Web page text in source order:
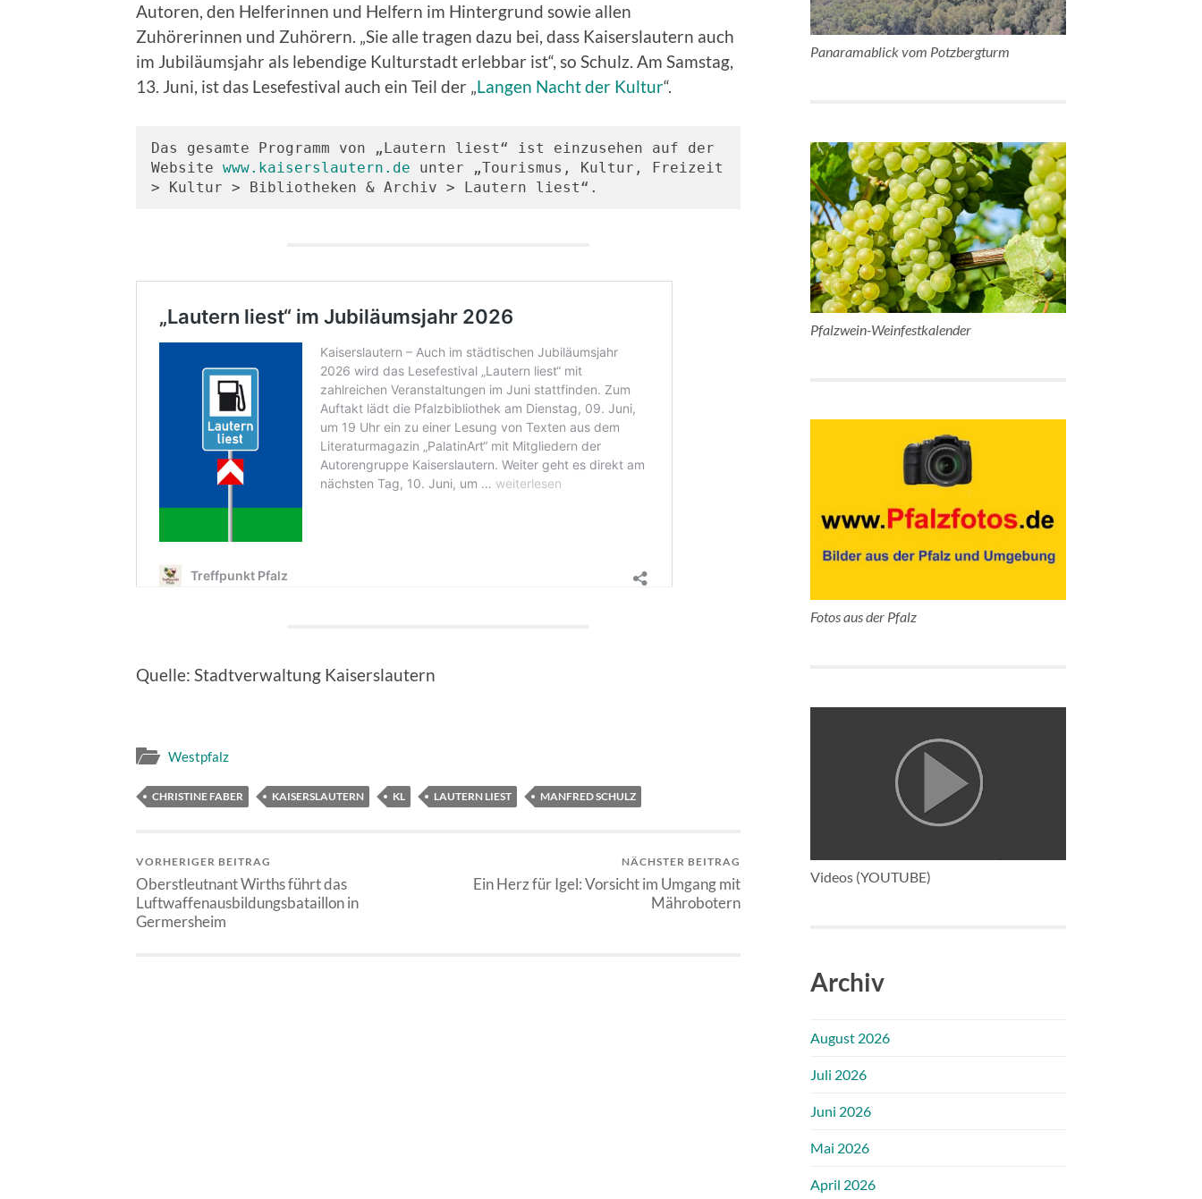
Autoren, den Helferinnen und Helfern im Hintergrund sowie allen
Zuhörerinnen und Zuhörern. „Sie alle tragen dazu bei, dass Kaiserslautern auch
im Jubiläumsjahr als lebendige Kulturstadt erlebbar ist“, so Schulz. Am Samstag,
13. Juni, ist das Lesefestival auch ein Teil der „Langen Nacht der Kultur“.
Das gesamte Programm von „Lautern liest“ ist einzusehen auf der
Website www.kaiserslautern.de unter „Tourismus, Kultur, Freizeit
> Kultur > Bibliotheken & Archiv > Lautern liest“.
Quelle: Stadtverwaltung Kaiserslautern
Westpfalz
CHRISTINE FABER KAISERSLAUTERN KL LAUTERN LIEST MANFRED SCHULZ
VORHERIGER BEITRAG
Oberstleutnant Wirths führt das
Luftwaffenausbildungsbataillon in
Germersheim
NÄCHSTER BEITRAG
Ein Herz für Igel: Vorsicht im Umgang mit
Mährobotern
Panaramablick vom Potzbergturm
Pfalzwein-Weinfestkalender
Fotos aus der Pfalz
Videos (YOUTUBE)
Archiv
August 2026
Juli 2026
Juni 2026
Mai 2026
April 2026